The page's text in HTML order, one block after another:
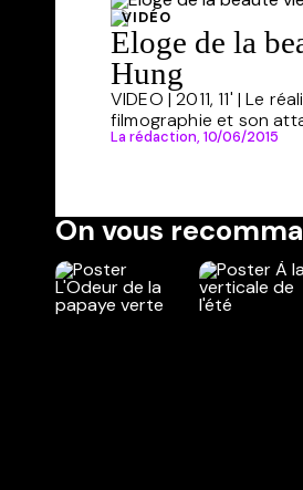
VIDÉO
Eloge de la
Hung
VIDEO | 2011, 11' | Le
filmographie et son
La rédaction, 10/06/2015
On vous